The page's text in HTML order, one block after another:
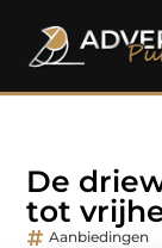
De
tot
Aanbiedingen